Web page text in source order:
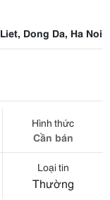
Dong Da, Ha Noi
Hình thức
Cần bán
Loại tin
Thường